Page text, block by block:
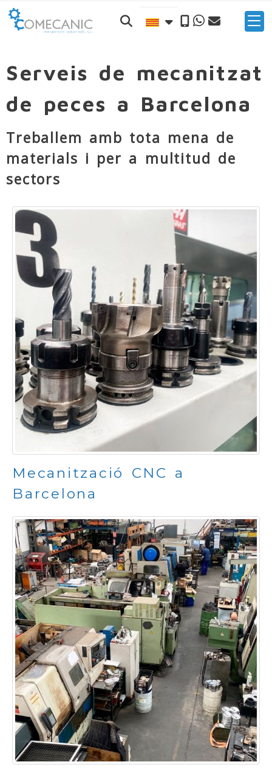
Serveis de mecanitzat
de peces a Barcelona
Treballem amb tota mena de
materials i per a multitud de
sectors
Mecanització CNC a
Barcelona